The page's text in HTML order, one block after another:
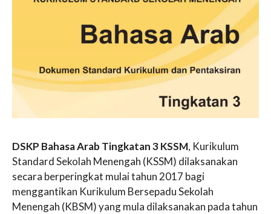
DSKP Bahasa Arab Tingkatan 3 KSSM, Kurikulum
Standard Sekolah Menengah (KSSM) dilaksanakan
secara berperingkat mulai tahun 2017 bagi
menggantikan Kurikulum Bersepadu Sekolah
Menengah (KBSM) yang mula dilaksanakan pada tahun